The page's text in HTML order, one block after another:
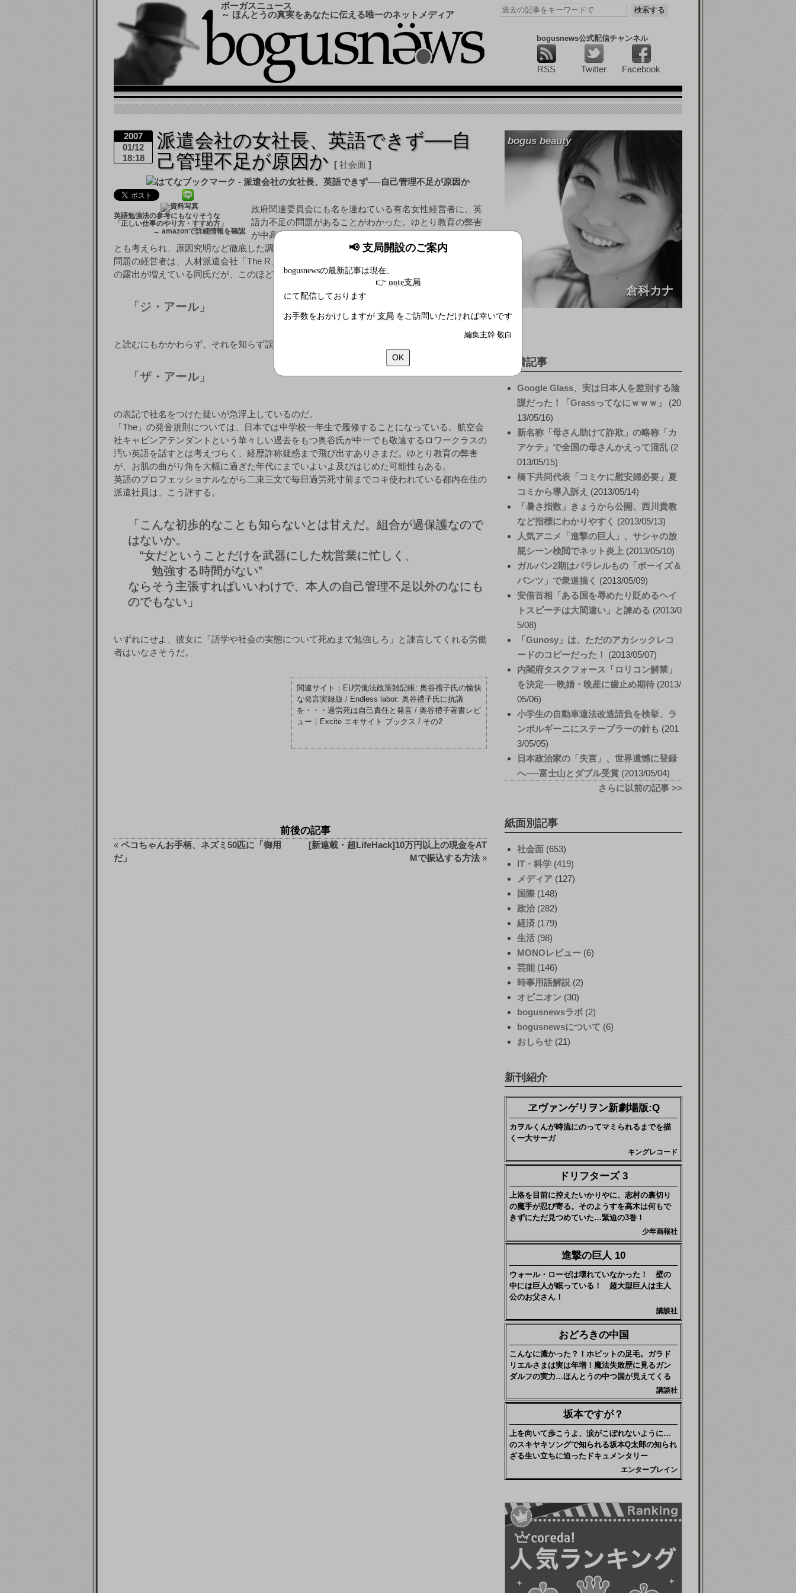
📢 支局開設のご案内
bogusnewsの最新記事は現在、
👉 note支局
にて配信しております
お手数をおかけしますが 支局 をご訪問いただければ幸いです
編集主幹 敬白
OK
ボーガスニュース
～ ほんとうの真実をあなたに伝える唯一のネットメディア
bogusnews公式配信チャンネル
RSS Twitter Facebook
2007
01/12
18:18
派遣会社の女社長、英語できず──自
己管理不足が原因か
社会面
英語勉強法の参考にもなりそうな
「正しい仕事のやり方・すすめ方」
→ amazonで詳細情報を確認
政府関連委員会にも名を連ねている有名女性経営者に、英
語力不足の問題があることがわかった。ゆとり教育の弊害
が中高年のエスタブリッシュメントにまで及んでいる表れ
とも考えられ、原因究明など徹底した調査がのぞまれそうだ。
問題の経営者は、人材派遣会社「The R」の奥谷禮子社長。歯にもの着せぬ発言でマスコミへ
の露出が増えている同氏だが、このほど内部告発により、正しい英語では「The R」を
「 ジ・アール」
と読むにもかかわらず、それを知らず誤って
「 ザ・アール」
の表記で社名をつけた疑いが急浮上しているのだ。
「The」の発音規則については、日本では中学校一年生で履修することになっている。航空会
社キャビンアテンダントという華々しい過去をもつ奥谷氏が中一でも敬遠するロワークラスの
汚い英語を話すとは考えづらく、経歴詐称疑惑まで飛び出すありさまだ。ゆとり教育の弊害
が、お肌の曲がり角を大幅に過ぎた年代にまでいよいよ及びはじめた可能性もある。
英語のプロフェッショナルながら二束三文で毎日過労死寸前までコキ使われている都内在住の
派遣社員は、こう評する。
「 こんな初歩的なことも知らないとは甘えだ。組合が過保護なので
はないか。
“女だということだけを武器にした枕営業に忙しく、
勉強する時間がない”
ならそう主張すればいいわけで、本人の自己管理不足以外のなにも
のでもない」
いずれにせよ、彼女に「語学や社会の実態について死ぬまで勉強しろ」と諌言してくれる労働
者はいなさそうだ。
EU労働法政策雑記帳: 奥谷禮子氏の愉快
な発言実録版 / Endless labor: 奥谷禮子氏に抗議
を・・・過労死は自己責任と発言 / 奥谷禮子著書レビ
ュー｜Excite エキサイト ブックス / その2
前後の記事
« ペコちゃんお手柄、ネズミ50匹に「御用
だ」
[新連載・超LifeHack]10万円以上の現金をAT
Mで振込する方法»
bogus beauty
倉科カナ
新着記事
Google Glass、実は日本人を差別する陰
謀だった！「Grassってなにｗｗｗ」
20
13/05/16
新名称「母さん助けて詐欺」の略称「カ
アケテ」で全国の母さんかえって混乱 2
013/05/15
橋下共同代表「コミケに慰安婦必要」夏
コミから導入訴え
2013/05/14
「暑さ指数」きょうから公開、西川貴教
など指標にわかりやすく
2013/05/13
人気アニメ「進撃の巨人」、サシャの放
屁シーン検閲でネット炎上
2013/05/10
ガルパン2期はパラレルもの「ボーイズ＆
パンツ」で衆道描く
2013/05/09
安倍首相「ある国を辱めたり貶めるヘイ
トスピーチは大間違い」と諫める
2013/0
5/08
「Gunosy」は、ただのアカシックレコ
ードのコピーだった！
2013/05/07
内閣府タスクフォース「ロリコン解禁」
を決定──晩婚・晩産に歯止め期待 2013/
05/06
小学生の自動車違法改造請負を検挙、ラ
ンボルギーニにステープラーの針も
201
3/05/05
日本政治家の「失言」、世界遺憾に登録
へ──富士山とダブル受賞 2013/05/04
さらに以前の記事 >>
紙面別記事
社会面 (653)
IT・科学 (419)
メディア (127)
国際 (148)
政治(282)
経済 (179)
生活 (98)
MONOレビュー (6)
芸能 (146)
時事用語解説 (2)
オピニオン (30)
bogusnewsラボ (2)
bogusnewsについて (6)
おしらせ (21)
新刊紹介
ヱヴァンゲリヲン新劇場版:Q
カヲルくんが時流にのってマミられるまでを描
く一大サーガ
キングレコード
ドリフターズ 3
上洛を目前に控えたいかりやに、志村の裏切り
の魔手が忍び寄る。そのようすを高木は何もで
きずにただ見つめていた…緊迫の3巻！
少年画報社
進撃の巨人 10
ウォール・ローゼは壊れていなかった！ 壁の
中には巨人が眠っている！ 超大型巨人は主人
公のお父さん！
講談社
おどろきの中国
こんなに濃かった？！ホビットの足毛。ガラド
リエルさまは実は年増！魔法失敗歴に見るガン
ダルフの実力…ほんとうの中つ国が見えてくる
講談社
坂本ですが？
上を向いて歩こうよ、涙がこぼれないように…
のスキヤキソングで知られる坂本Q太郎の知られ
ざる生い立ちに迫ったドキュメンタリー
エンターブレイン